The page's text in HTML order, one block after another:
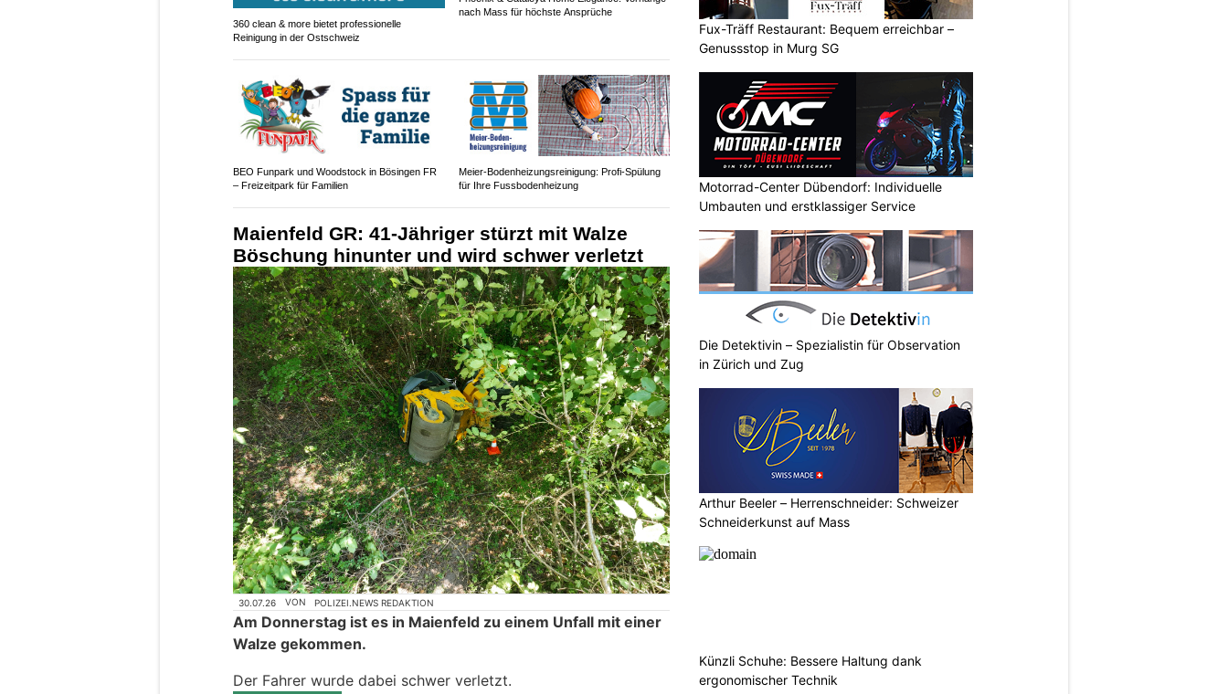
360 clean & more bietet professionelle
Reinigung in der Ostschweiz
nach Mass für höchste Ansprüche
BEO Funpark und Woodstock in Bösingen FR
– Freizeitpark für Familien
Meier-Bodenheizungsreinigung: Profi-Spülung
für Ihre Fussbodenheizung
Maienfeld GR: 41-Jähriger stürzt mit Walze
Böschung hinunter und wird schwer verletzt
30.07.26 VON POLIZEI.NEWS REDAKTION
Am Donnerstag ist es in Maienfeld zu einem Unfall mit einer
Walze gekommen.
Der Fahrer wurde dabei schwer verletzt.
Fux-Träff Restaurant: Bequem erreichbar –
Genussstop in Murg SG
Motorrad-Center Dübendorf: Individuelle
Umbauten und erstklassiger Service
Die Detektivin – Spezialistin für Observation
in Zürich und Zug
Arthur Beeler – Herrenschneider: Schweizer
Schneiderkunst auf Mass
Künzli Schuhe: Bessere Haltung dank
ergonomischer Technik